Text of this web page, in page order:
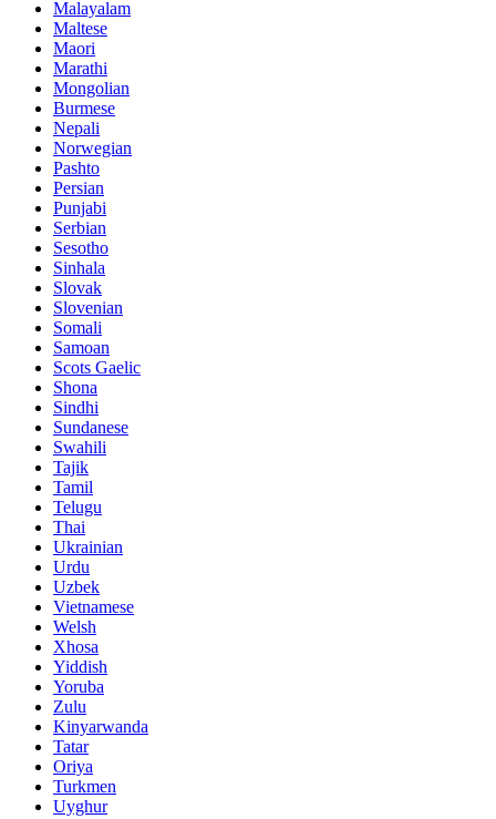
Malayalam
Maltese
Maori
Marathi
Mongolian
Burmese
Nepali
Norwegian
Pashto
Persian
Punjabi
Serbian
Sesotho
Sinhala
Slovak
Slovenian
Somali
Samoan
Scots Gaelic
Shona
Sindhi
Sundanese
Swahili
Tajik
Tamil
Telugu
Thai
Ukrainian
Urdu
Uzbek
Vietnamese
Welsh
Xhosa
Yiddish
Yoruba
Zulu
Kinyarwanda
Tatar
Oriya
Turkmen
Uyghur